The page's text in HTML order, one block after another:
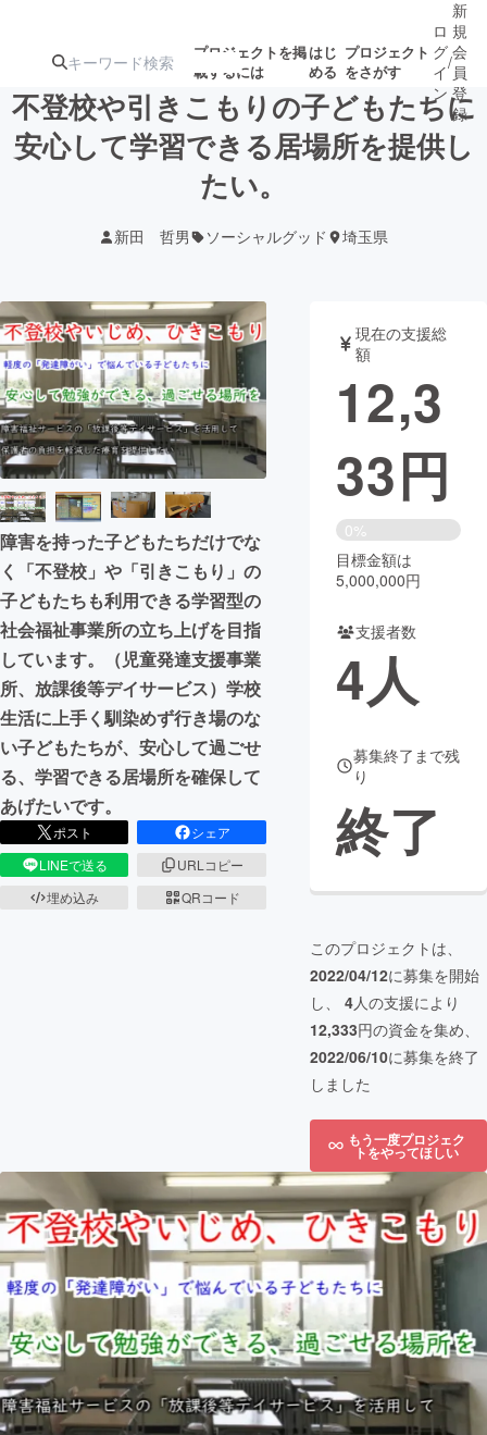
プロジェクトを掲
載するには
はじ
める
プロジェクト
をさがす
注目の新着プロ
テクノロジー・ガジェット
映像・映画 書籍・雑誌
ビジネス・起業 チャレンジ
まちづくり・地域活性化
CAMPFIRE for Social Good
CAMPFIRE Creation
CAMPFIREふるさと納税machi-ya コミュニティ
ロ
グ
イ
ン
/
新
規
会
員
登
録
不登校や引きこもりの子どもたちに
安心して学習できる居場所を提供し
たい。
新田 哲男 ソーシャルグッド 埼玉県
障害を持った子どもたちだけでな
く「不登校」や「引きこもり」の
子どもたちも利用できる学習型の
社会福祉事業所の立ち上げを目指
しています。（児童発達支援事業
所、放課後等デイサービス）学校
生活に上手く馴染めず行き場のな
い子どもたちが、安心して過ごせ
る、学習できる居場所を確保して
あげたいです。
ポスト
シェア
LINEで送る
URLコピー
埋め込み
QRコード
現在の支援総
額
12,3
33円
0%
目標金額は
5,000,000円
支援者数
4人
募集終了まで残
り
終了
このプロジェクトは、
2022/04/12に募集を開始
し、 4人の支援により
12,333円の資金を集め、
2022/06/10に募集を終了
しました
もう一度プロジェク
トをやってほしい